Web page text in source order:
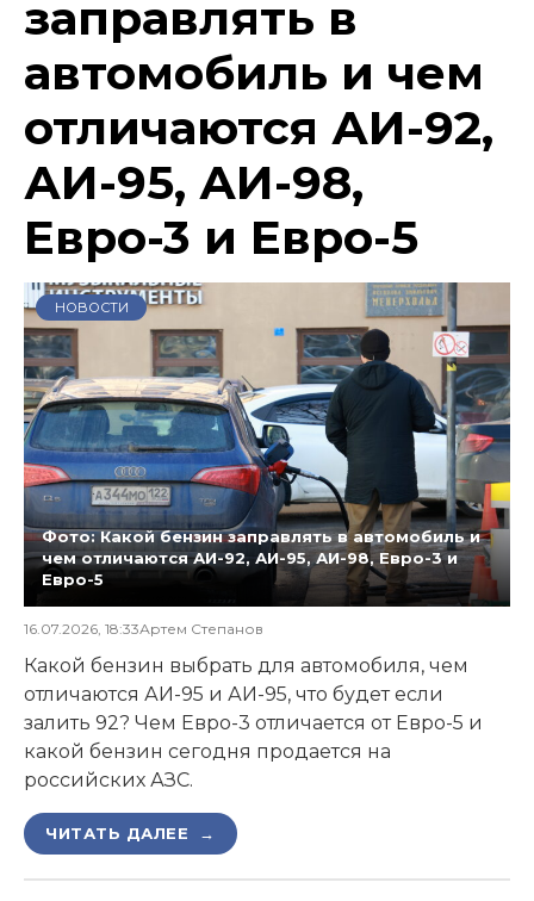
заправлять в
автомобиль и чем
отличаются АИ-92,
АИ-95, АИ-98,
Евро-3 и Евро-5
НОВОСТИ
Фото: Какой бензин заправлять в автомобиль и
чем отличаются АИ-92, АИ-95, АИ-98, Евро-3 и
Евро-5
16.07.2026, 18:33Артем Степанов
Какой бензин выбрать для автомобиля, чем
отличаются АИ-95 и АИ-95, что будет если
залить 92? Чем Евро-3 отличается от Евро-5 и
какой бензин сегодня продается на
российских АЗС.
ЧИТАТЬ ДАЛЕЕ →